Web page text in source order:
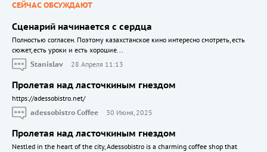
СЕЙЧАС ОБСУЖДАЮТ
Сценарий начинается с сердца
Полностью согласен. Поэтому казахстанское кино интересно смотреть, есть
сюжет, есть уроки и есть хорошие...
Stanislav
28 Апреля 11:13
Пролетая над ласточкиным гнездом
https://adessobistro.net/
adessobistro Coffee
30 Июня, 2025
Пролетая над ласточкиным гнездом
Nestled in the heart of the city, Adessobistro is a charming coffee shop that